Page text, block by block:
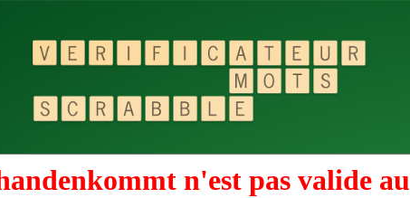
n'est pas valide au